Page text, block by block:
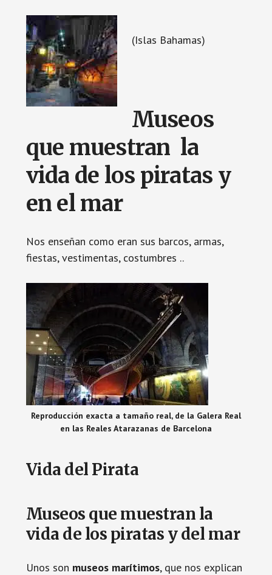
(Islas Bahamas)
Museos
que muestran la
vida de los piratas y
en el mar
Nos enseñan como eran sus barcos, armas,
fiestas, vestimentas, costumbres ..
Reproducción exacta a tamaño real, de la Galera Real
en las Reales Atarazanas de Barcelona
Vida del Pirata
Museos que muestran la
vida de los piratas y del mar
Unos son museos marítimos, que nos explican